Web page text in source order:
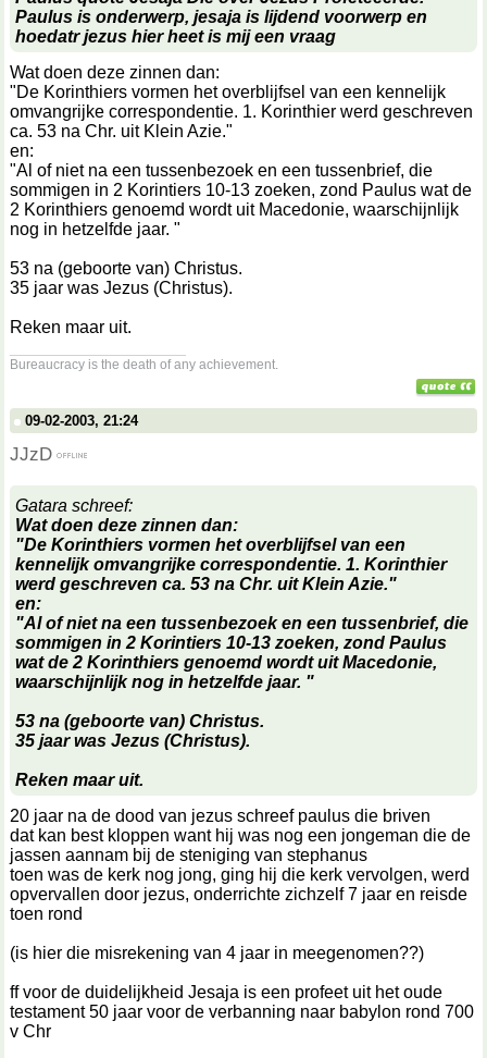
Paulus is onderwerp, jesaja is lijdend voorwerp en
hoedatr jezus hier heet is mij een vraag
Wat doen deze zinnen dan:
"De Korinthiers vormen het overblijfsel van een kennelijk
omvangrijke correspondentie. 1. Korinthier werd geschreven
ca. 53 na Chr. uit Klein Azie."
en:
"Al of niet na een tussenbezoek en een tussenbrief, die
sommigen in 2 Korintiers 10-13 zoeken, zond Paulus wat de
2 Korinthiers genoemd wordt uit Macedonie, waarschijnlijk
nog in hetzelfde jaar. "
53 na (geboorte van) Christus.
35 jaar was Jezus (Christus).
Reken maar uit.
Bureaucracy is the death of any achievement.
09-02-2003, 21:24
JJzD
Gatara schreef:
Wat doen deze zinnen dan:
"De Korinthiers vormen het overblijfsel van een
kennelijk omvangrijke correspondentie. 1. Korinthier
werd geschreven ca. 53 na Chr. uit Klein Azie."
en:
"Al of niet na een tussenbezoek en een tussenbrief, die
sommigen in 2 Korintiers 10-13 zoeken, zond Paulus
wat de 2 Korinthiers genoemd wordt uit Macedonie,
waarschijnlijk nog in hetzelfde jaar. "
53 na (geboorte van) Christus.
35 jaar was Jezus (Christus).
Reken maar uit.
20 jaar na de dood van jezus schreef paulus die briven
dat kan best kloppen want hij was nog een jongeman die de
jassen aannam bij de steniging van stephanus
toen was de kerk nog jong, ging hij die kerk vervolgen, werd
opvervallen door jezus, onderrichte zichzelf 7 jaar en reisde
toen rond
(is hier die misrekening van 4 jaar in meegenomen??)
ff voor de duidelijkheid Jesaja is een profeet uit het oude
testament 50 jaar voor de verbanning naar babylon rond 700
v Chr